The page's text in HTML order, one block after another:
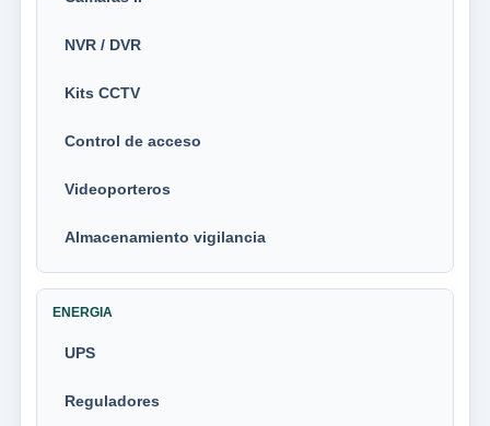
NVR / DVR
Kits CCTV
Control de acceso
Videoporteros
Almacenamiento vigilancia
ENERGIA
UPS
Reguladores